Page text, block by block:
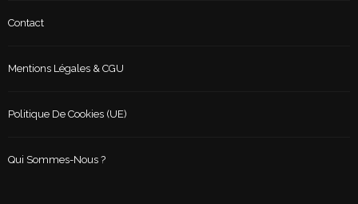
Contact
Mentions Légales & CGU
Politique De Cookies (UE)
Qui Sommes-Nous ?